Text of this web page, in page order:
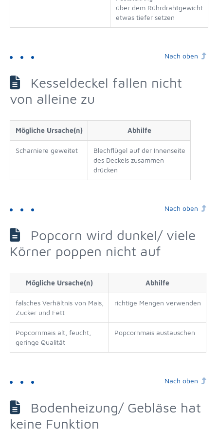
über dem Rührdrahtgewicht
etwas tiefer setzen
Nach oben
Kesseldeckel fallen nicht
von alleine zu
Mögliche Ursache(n) Abhilfe
Scharniere geweitet
Blechflügel auf der Innenseite
des Deckels zusammen
drücken
Nach oben
Popcorn wird dunkel/ viele
Körner poppen nicht auf
Mögliche Ursache(n) Abhilfe
falsches Verhältnis von Mais,
Zucker und Fett
richtige Mengen verwenden
Popcornmais alt, feucht,
geringe Qualität
Popcornmais austauschen
Nach oben
Bodenheizung/ Gebläse hat
keine Funktion